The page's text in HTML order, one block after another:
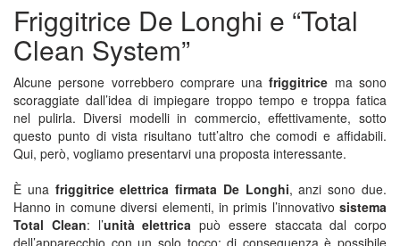
Friggitrice De Longhi e “Total
Clean System”
Alcune persone vorrebbero comprare unafriggitrice ma sono
scoraggiate dall’idea di impiegare troppo tempo e troppa fatica
nel pulirla. Diversi modelli in commercio, effettivamente, sotto
questo punto di vista risultano tutt’altro che comodi e affidabili.
Qui, però, vogliamo presentarvi una proposta interessante.
È una friggitrice elettrica firmata De Longhi, anzi sono due.
Hanno in comune diversi elementi, in primis l’innovativo sistema
Total Clean: l’unità elettrica può essere staccata dal corpo
dell’apparecchio con un solo tocco; di conseguenza è possibile